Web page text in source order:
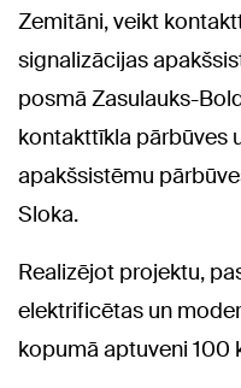
Zemitāni, veikt
signalizācijas
posmā Zasulauks-
kontakttīkla pārbūves
apakšsistēmu
Sloka.
Realizējot projektu,
elektrificētas un
kopumā aptuveni 100